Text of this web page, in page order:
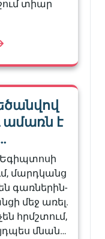
տիար
ամառն է
Եգիպտոսի
մարդկանց
գառներին-
մեջ առել.
հրմշտում,
մնան…